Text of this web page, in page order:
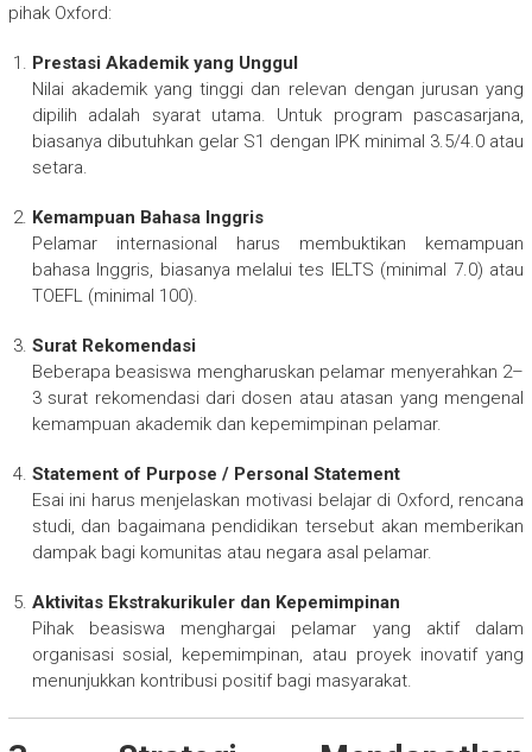
pihak Oxford:
Prestasi Akademik yang Unggul
Nilai akademik yang tinggi dan relevan dengan jurusan yang
dipilih adalah syarat utama. Untuk program pascasarjana,
biasanya dibutuhkan gelar S1 dengan IPK minimal 3.5/4.0 atau
setara.
Kemampuan Bahasa Inggris
Pelamar internasional harus membuktikan kemampuan
bahasa Inggris, biasanya melalui tes IELTS (minimal 7.0) atau
TOEFL (minimal 100).
Surat Rekomendasi
Beberapa beasiswa mengharuskan pelamar menyerahkan 2–
3 surat rekomendasi dari dosen atau atasan yang mengenal
kemampuan akademik dan kepemimpinan pelamar.
Statement of Purpose / Personal Statement
Esai ini harus menjelaskan motivasi belajar di Oxford, rencana
studi, dan bagaimana pendidikan tersebut akan memberikan
dampak bagi komunitas atau negara asal pelamar.
Aktivitas Ekstrakurikuler dan Kepemimpinan
Pihak beasiswa menghargai pelamar yang aktif dalam
organisasi sosial, kepemimpinan, atau proyek inovatif yang
menunjukkan kontribusi positif bagi masyarakat.